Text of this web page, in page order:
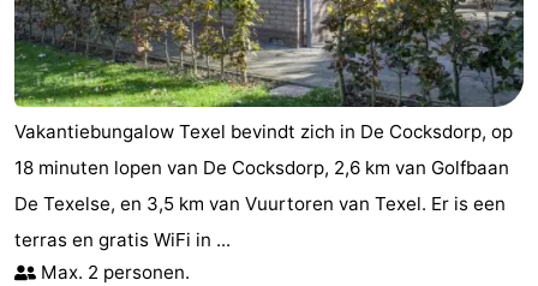
Vakantiebungalow Texel bevindt zich in De Cocksdorp, op
18 minuten lopen van De Cocksdorp, 2,6 km van Golfbaan
De Texelse, en 3,5 km van Vuurtoren van Texel. Er is een
terras en gratis WiFi in ...
Max. 2 personen.